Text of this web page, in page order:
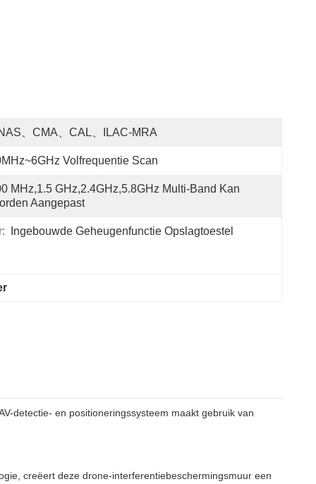
、CMA、CAL、ILAC-MRA
Volfrequentie Scan
MHz,1.5 GHz,2.4GHz,5.8GHz Multi-Band Kan
Aangepast
Ingebouwde Geheugenfunctie Opslagtoestel
detectie- en positioneringssysteem maakt gebruik van
creëert deze drone-interferentiebeschermingsmuur een